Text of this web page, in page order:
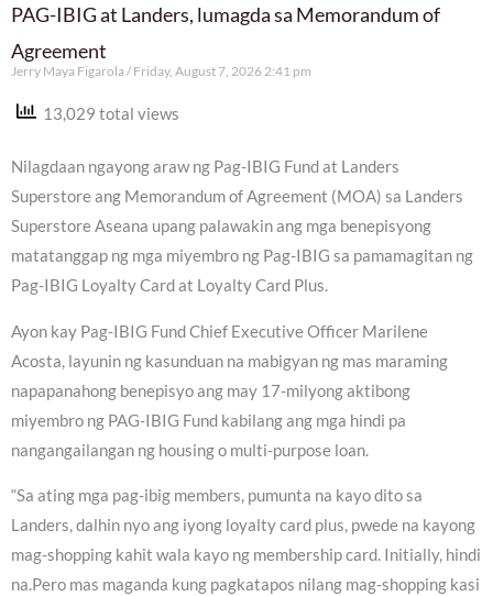
PAG-IBIG at Landers, lumagda sa Memorandum of
Agreement
Jerry Maya Figarola Friday, August 7, 2026 2:41 pm
13,029 total views
Nilagdaan ngayong araw ng Pag-IBIG Fund at Landers
Superstore ang Memorandum of Agreement (MOA) sa Landers
Superstore Aseana upang palawakin ang mga benepisyong
matatanggap ng mga miyembro ng Pag-IBIG sa pamamagitan ng
Pag-IBIG Loyalty Card at Loyalty Card Plus.
Ayon kay Pag-IBIG Fund Chief Executive Officer Marilene
Acosta, layunin ng kasunduan na mabigyan ng mas maraming
napapanahong benepisyo ang may 17-milyong aktibong
miyembro ng PAG-IBIG Fund kabilang ang mga hindi pa
nangangailangan ng housing o multi-purpose loan.
“Sa ating mga pag-ibig members, pumunta na kayo dito sa
Landers, dalhin nyo ang iyong loyalty card plus, pwede na kayong
mag-shopping kahit wala kayo ng membership card. Initially, hindi
na.Pero mas maganda kung pagkatapos nilang mag-shopping kasi